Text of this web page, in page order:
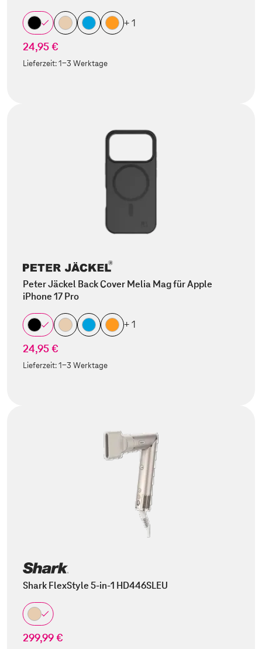
+ 1
24,95 €
Lieferzeit:1-3 Werktage
Peter Jäckel Back Cover Melia Mag für Apple
iPhone 17 Pro
+ 1
24,95 €
Lieferzeit:1-3 Werktage
Shark FlexStyle 5-in-1 HD446SLEU
299,99 €